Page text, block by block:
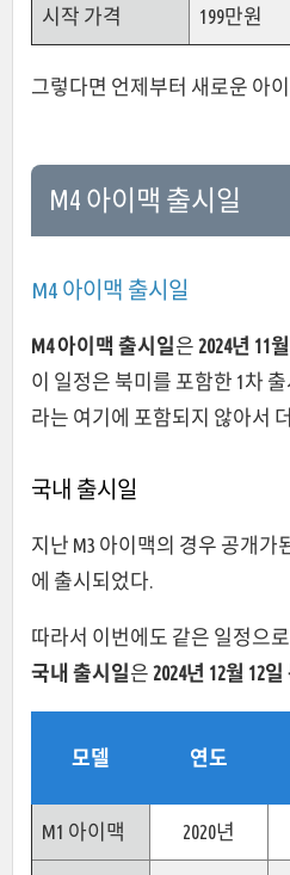
시작 가격 199만원
그렇다면 언제부터 새로운 아
M4 아이맥 출시일
M4 아이맥 출시일
M4 아이맥 출시일은 2024년 11
이 일정은 북미를 포함한 1차
라는 여기에 포함되지 않아서
국내 출시일
지난 M3 아이맥의 경우 공개가
에 출시되었다.
따라서 이번에도 같은 일정으
국내 출시일은 2024년 12월 12
모델 연도
M1 아이맥 2020년